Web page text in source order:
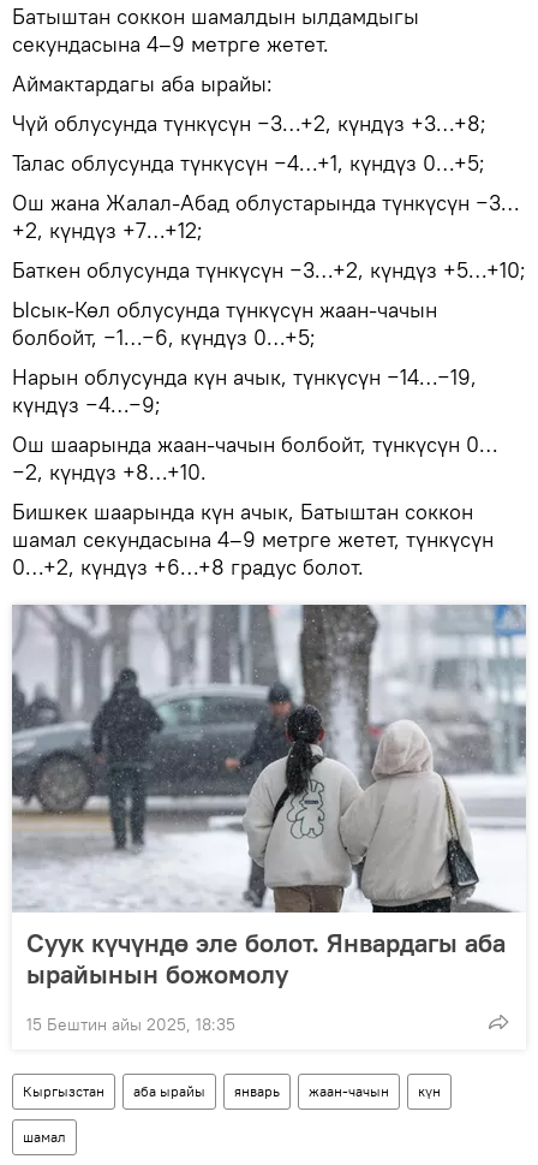
Батыштан соккон шамалдын ылдамдыгы
секундасына 4–9 метрге жетет.
Аймактардагы аба ырайы:
Чүй облусунда түнкүсүн −3…+2, күндүз +3…+8;
Талас облусунда түнкүсүн −4…+1, күндүз 0…+5;
Ош жана Жалал-Абад облустарында түнкүсүн −3…
+2, күндүз +7…+12;
Баткен облусунда түнкүсүн −3…+2, күндүз +5…+10;
Ысык-Көл облусунда түнкүсүн жаан-чачын
болбойт, −1…−6, күндүз 0…+5;
Нарын облусунда күн ачык, түнкүсүн −14…−19,
күндүз −4…−9;
Ош шаарында жаан-чачын болбойт, түнкүсүн 0…
−2, күндүз +8…+10.
Бишкек шаарында күн ачык, Батыштан соккон
шамал секундасына 4–9 метрге жетет, түнкүсүн
0…+2, күндүз +6…+8 градус болот.
Суук күчүндө эле болот. Январдагы аба
ырайынын божомолу
15 Бештин айы 2025, 18:35
Кыргызстан аба ырайы январь жаан-чачын күн
шамал